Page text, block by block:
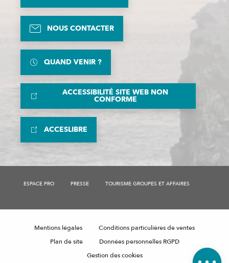
Contacter
Avis
NOUS CONTACTER
QUAND VENIR ?
ACCESSIBILITÉ SITE WEB NON
CONFORME
ACCESLIBRE
ESPACE PRO PRESSE TOURISME GROUPES ET AFFAIRES
Mentions légales
Conditions particulières de ventes
Plan de site
Données personnelles RGPD
Gestion des cookies